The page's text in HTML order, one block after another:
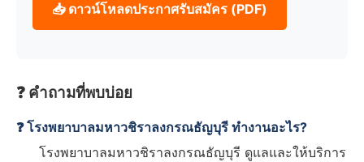
📥 ดาวน์โหลดประกาศรับสมัคร (PDF)
❓ คำถามที่พบบ่อย
❓ โรงพยาบาลมหาวชิราลงกรณธัญบุรี ทำงานอะไร?
โรงพยาบาลมหาวชิราลงกรณธัญบุรี ดูแลและให้บริการ